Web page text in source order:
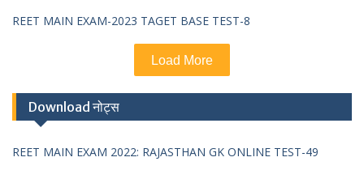
REET MAIN EXAM-2023 TAGET BASE TEST-8
Load More
Download नोट्स
REET MAIN EXAM 2022: RAJASTHAN GK ONLINE TEST-49